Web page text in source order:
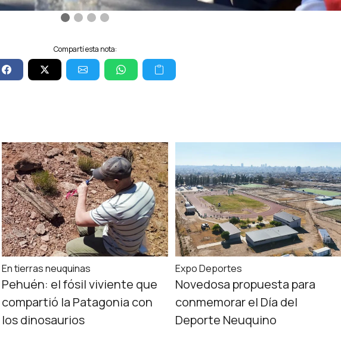
Compartí esta nota:
En tierras neuquinas
Pehuén: el fósil viviente que
compartió la Patagonia con
los dinosaurios
Expo Deportes
Novedosa propuesta para
conmemorar el Día del
Deporte Neuquino